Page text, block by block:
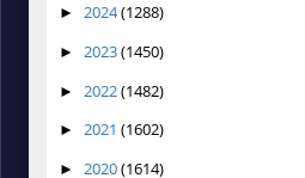
► 2024(1288)
► 2023(1450)
► 2022(1482)
► 2021 (1602)
► 2020(1614)